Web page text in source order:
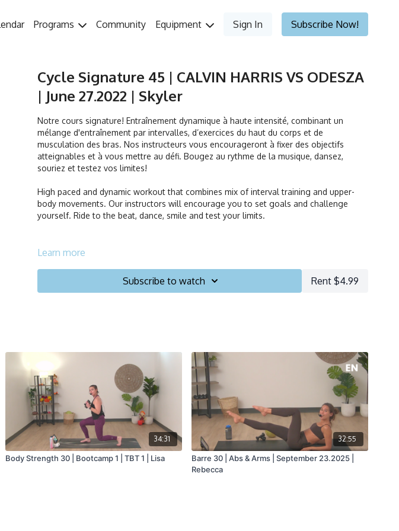
Programs Community Equipment Sign In Subscribe Now!
Cycle Signature 45 | CALVIN HARRIS VS ODESZA
| June 27.2022 | Skyler
Notre cours signature! Entraînement dynamique à haute intensité, combinant un
mélange d'entraînement par intervalles, d’exercices du haut du corps et de
musculation des bras. Nos instructeurs vous encourageront à fixer des objectifs
atteignables et à vous mettre au défi. Bougez au rythme de la musique, dansez,
souriez et testez vos limites!
High paced and dynamic workout that combines mix of interval training and upper-
body movements. Our instructors will encourage you to set goals and challenge
yourself. Ride to the beat, dance, smile and test your limits.
Durée/Duration: 45 minutes
Learn more
Subscribe to watch Rent $4.99
34:31
Body Strength 30 | Bootcamp 1 | TBT 1 | Lisa
32:55
Barre 30 | Abs & Arms | September 23.2025 |
Rebecca